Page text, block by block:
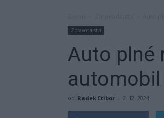
Zpravodajství
Auto plné
automobil
od Radek Ctibor - 2. 12. 2024